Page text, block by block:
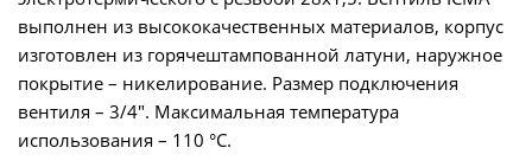
выполнен из высококачественных материалов, корпус
изготовлен из горячештампованной латуни, наружное
покрытие – никелирование. Размер подключения
вентиля – 3/4". Максимальная температура
использования – 110 °С.